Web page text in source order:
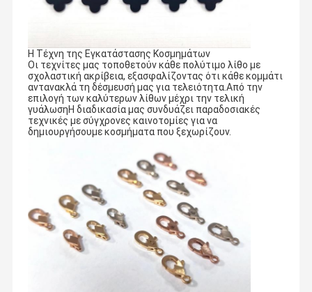
Η Τέχνη της Εγκατάστασης Κοσμημάτων
Οι τεχνίτες μας τοποθετούν κάθε πολύτιμο λίθο με
σχολαστική ακρίβεια, εξασφαλίζοντας ότι κάθε κομμάτι
αντανακλά τη δέσμευσή μας για τελειότητα.Από την
επιλογή των καλύτερων λίθων μέχρι την τελική
γυάλωσηΗ διαδικασία μας συνδυάζει παραδοσιακές
τεχνικές με σύγχρονες καινοτομίες για να
δημιουργήσουμε κοσμήματα που ξεχωρίζουν.